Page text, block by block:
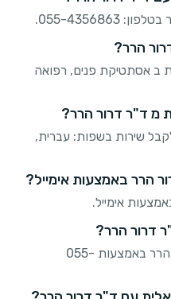
4356863.
הרר?
ב אסתטיקת פנים, רפואה
מ ד"ר דרור הרר?
שירות בשפות: עברית,
הרר באמצעות אימייל?
אימייל.
דרור הרר?
ניתן לקבוע פגישה עם ד"ר דרור הרר באמצעות 055-